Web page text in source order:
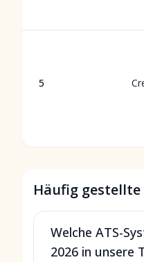
5
Häufig gestellte
Welche ATS-
2026 in